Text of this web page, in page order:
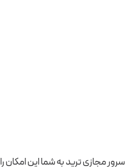
سرور مجازی ترید به شما این